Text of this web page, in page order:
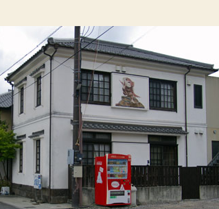
「久
楽」
へ
の